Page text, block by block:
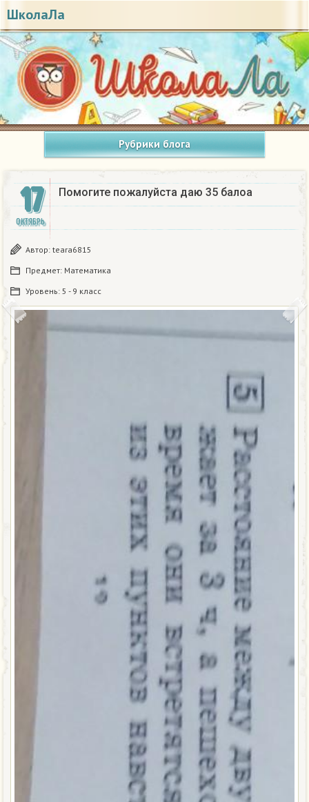
ШколаЛа
Рубрики блога
17
ОКТЯБРЬ
Помогите пожалуйста даю 35 балоа​
Автор: teara6815
Предмет: Математика
Уровень: 5 - 9 класс